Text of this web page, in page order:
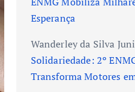
Esperança
Wanderley da Silva
Solidariedade: 2º
Transforma Motores